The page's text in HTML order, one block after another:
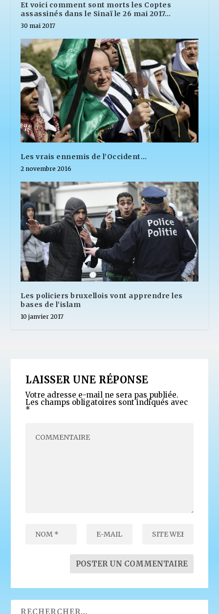
Et voici comment sont morts les Coptes
assassinés dans le Sinaï le 26 mai 2017…
30 mai 2017
Les vrais ennemis de l’Occident…
2 novembre 2016
Les policiers bruxellois vont apprendre les
bases de l’islam
10 janvier 2017
LAISSER UNE RÉPONSE
Votre adresse e-mail ne sera pas publiée.
Les champs obligatoires sont indiqués avec
*